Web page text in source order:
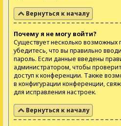
Вернуться к началу
Почему я не могу войти?
Существует несколько возможных
убедитесь, что вы правильно
пароль. Если данные введены
администратором, чтобы
доступ к конференции. Также
в конфигурации конференции,
для исправления настроек.
Вернуться к началу